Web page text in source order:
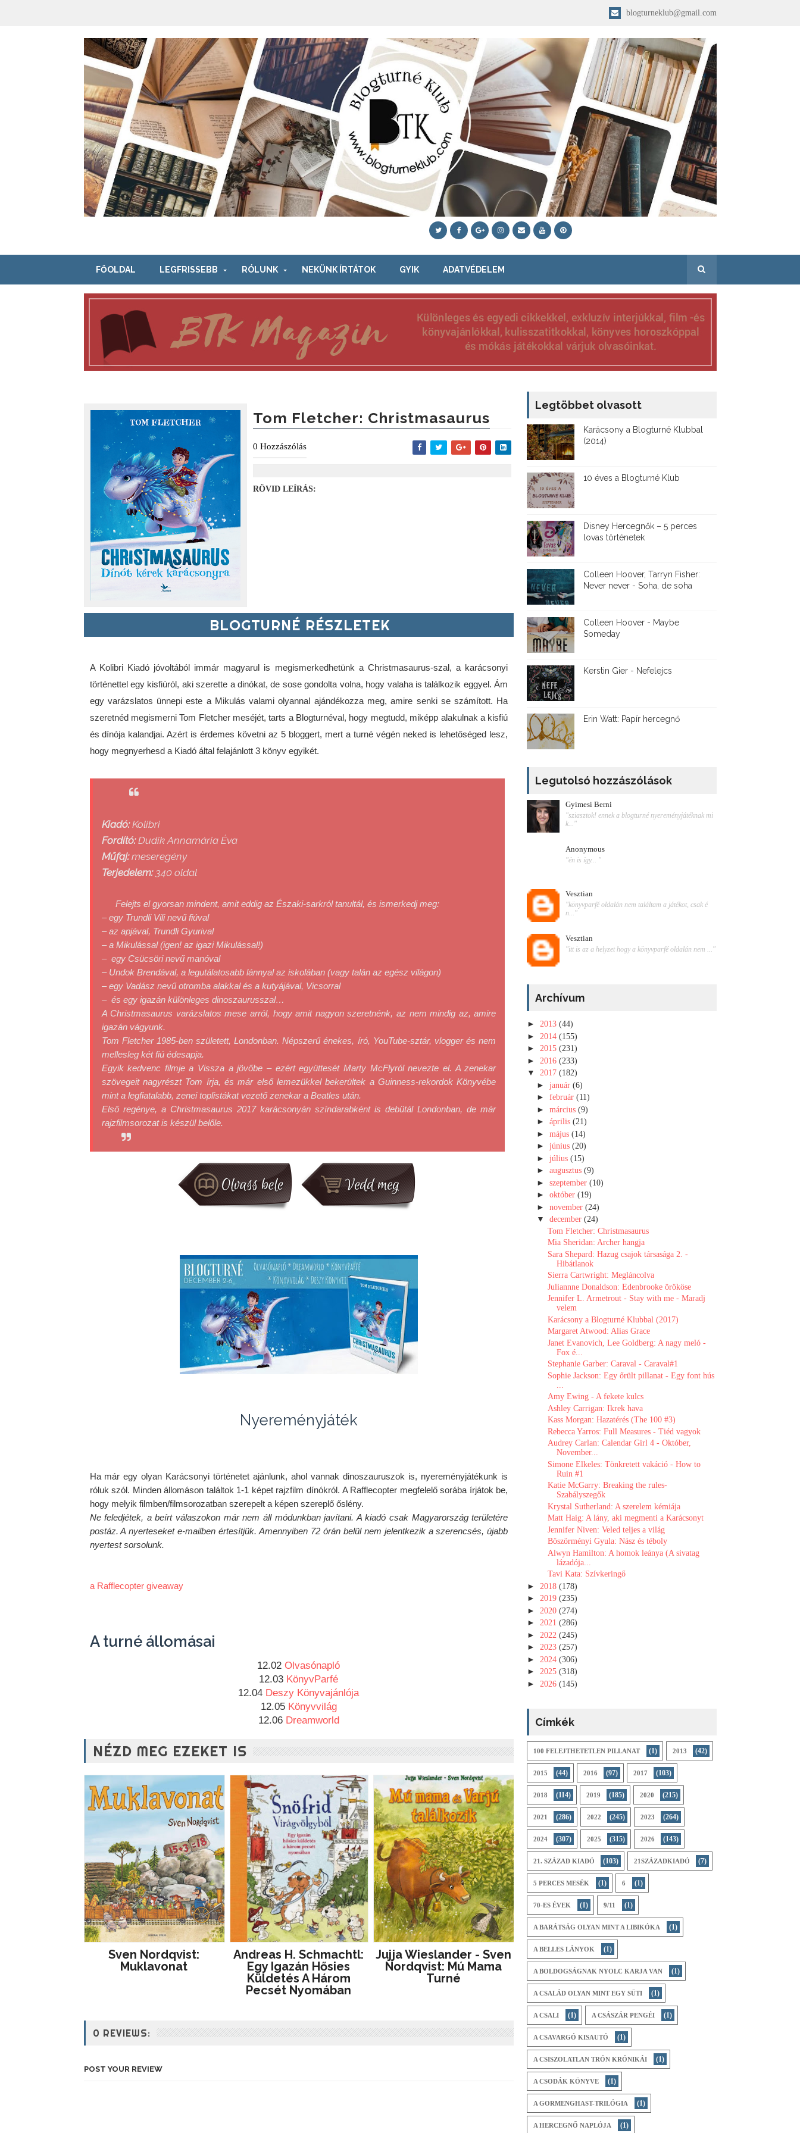
blogturneklub@gmail.com
FŐOLDAL LEGFRISSEBB RÓLUNK NEKÜNK ÍRTÁTOK GYIK ADATVÉDELEM
Tom Fletcher: Christmasaurus
0 Hozzászólás
RÖVID LEÍRÁS:
BLOGTURNÉ RÉSZLETEK
A Kolibri Kiadó jóvoltából immár magyarul is megismerkedhetünk a Christmasaurus-szal, a karácsonyi
történettel egy kisfiúról, aki szerette a dinókat, de sose gondolta volna, hogy valaha is találkozik eggyel. Ám
egy varázslatos ünnepi este a Mikulás valami olyannal ajándékozza meg, amire senki se számított. Ha
szeretnéd megismerni Tom Fletcher meséjét, tarts a Blogturnéval, hogy megtudd, miképp alakulnak a kisfiú
és dínója kalandjai. Azért is érdemes követni az 5 bloggert, mert a turné végén neked is lehetőséged lesz,
hogy megnyerhesd a Kiadó által felajánlott 3 könyv egyikét.
Kiadó:Kolibri
Fordító:Dudik Annamária Éva
Műfaj:meseregény
Terjedelem:340 oldal
Felejts el gyorsan mindent, amit eddig az Északi-sarkról tanultál, és ismerkedj meg:
– egy Trundli Vili nevű fiúval
– az apjával, Trundli Gyurival
– a Mikulással (igen! az igazi Mikulással!)
–  egy Csücsöri nevű manóval
– Undok Brendával, a legutálatosabb lánnyal az iskolában (vagy talán az egész világon)
– egy Vadász nevű otromba alakkal és a kutyájával, Vicsorral
–  és egy igazán különleges dinoszaurusszal…
A Christmasaurus varázslatos mese arról, hogy amit nagyon szeretnénk, az nem mindig az, amire
igazán vágyunk.
Tom Fletcher 1985-ben született, Londonban. Népszerű énekes, író, YouTube-sztár, vlogger és nem
mellesleg két fiú édesapja.
Egyik kedvenc filmje a Vissza a jövőbe – ezért együttesét Marty McFlyról nevezte el. A zenekar
szövegeit nagyrészt Tom írja, és már első lemezükkel bekerültek a Guinness-rekordok Könyvébe
mint a legfiatalabb, zenei toplistákat vezető zenekar a Beatles után.
Első regénye, a Christmasaurus 2017 karácsonyán színdarabként is debütál Londonban, de már
Nyereményjáték
Ha már egy olyan Karácsonyi történetet ajánlunk, ahol vannak dinoszauruszok is, nyereményjátékunk is
róluk szól. Minden állomáson találtok 1-1 képet rajzfilm dínókról. A Rafflecopter megfelelő sorába írjátok be,
Ne feledjétek, a beírt válaszokon már nem áll módunkban javítani. A kiadó csak Magyarország területére
postáz. A nyerteseket e-mailben értesítjük. Amennyiben 72 órán belül nem jelentkezik a szerencsés, újabb
nyertest sorsolunk.
a Rafflecopter giveaway
A turné állomásai
12.02 Olvasónapló
12.03 KönyvParfé
12.04 Deszy Könyvajánlója
12.05 Könyvvilág
12.06 Dreamworld
NÉZD MEG EZEKET IS
Sven Nordqvist:
Muklavonat
Andreas H. Schmachtl:
Egy Igazán Hősies
Küldetés A Három
Pecsét Nyomában
Jujja Wieslander - Sven
Nordqvist: Mú Mama
Turné
0 REVIEWS:
POST YOUR REVIEW
Legtöbbet olvasott
Karácsony a Blogturné Klubbal
(2014)
10 éves a Blogturné Klub
Disney ​Hercegnők – 5 perces
lovas történetek
Colleen Hoover, Tarryn Fisher:
Never never - Soha, de soha
Colleen Hoover - Maybe
Someday
Kerstin Gier - Nefelejcs
Erin Watt: Papír hercegnő
Legutolsó hozzászólások
Gyimesi Berni
"sziasztok! ennek a blogturné nyereményjátéknak mi
k..."
Anonymous
"én is így... "
Vesztian
"könyvparfé oldalán nem találtam a játékot, csak é
n..."
Vesztian
"itt is az a helyzet hogy a könyvparfé oldalán nem ..."
Archívum
► 2013 (44)
► 2014 (155)
► 2015 (231)
► 2016 (233)
▼ 2017 (182)
►január(6)
►február(11)
►március(9)
►április(21)
►május(14)
►június(20)
►július(15)
►augusztus(9)
►szeptember(10)
►október(19)
►november(24)
▼ december(24)
Tom Fletcher: Christmasaurus
Mia Sheridan: Archer hangja
Sara Shepard: Hazug csajok társasága 2. -
Hibátlanok
Sierra Cartwright: Megláncolva
Juliannne Donaldson: Edenbrooke örököse
Jennifer L. Armetrout - Stay with me - Maradj
velem
Karácsony a Blogturné Klubbal (2017)
Margaret Atwood: Alias Grace
Janet Evanovich, Lee Goldberg: A nagy meló -
Fox é...
Stephanie Garber: Caraval - Caraval#1
Sophie Jackson: Egy őrült pillanat - Egy font hús
Amy Ewing - A fekete kulcs
Ashley Carrigan: Ikrek hava
Kass Morgan: Hazatérés (The 100 #3)
Rebecca Yarros: Full Measures - Tiéd vagyok
Audrey Carlan: Calendar Girl 4 - Október,
November...
Simone Elkeles: Tönkretett vakáció - How to
Ruin #1
Katie McGarry: Breaking the rules-
Szabályszegők
Krystal Sutherland: A ​szerelem kémiája
Matt Haig: A lány, aki megmenti a Karácsonyt
Jennifer Niven: Veled teljes a világ
Böszörményi Gyula: Nász és téboly
Alwyn Hamilton: A homok leánya (A sivatag
lázadója...
Tavi Kata: Szívkeringő
► 2018 (178)
► 2019 (235)
► 2020 (274)
► 2021 (286)
► 2022 (245)
► 2023 (257)
► 2024 (306)
► 2025 (318)
► 2026 (145)
Címkék
100 FELEJTHETETLEN PILLANAT (1) 2013 (42)
2015 (44) 2016 (97) 2017 (103)
2018 (114) 2019 (185) 2020 (215)
2021 (286) 2022 (245) 2023 (264)
2024 (307) 2025 (315) 2026 (143)
21. SZÁZAD KIADÓ (103) 21SZÁZADKIADÓ (7)
5 PERCES MESÉK (1) 6 (1)
70-ES ÉVEK (1) 9/11 (1)
A BARÁTSÁG OLYAN MINT A LIBIKÓKA (1)
A BELLES LÁNYOK (1)
A BOLDOGSÁGNAK NYOLC KARJA VAN (1)
A CSALÁD OLYAN MINT EGY SÜTI (1)
A CSALI (1) A CSÁSZÁR PENGÉI (1)
A CSAVARGÓ KISAUTÓ (1)
A CSISZOLATLAN TRÓN KRÓNIKÁI (1)
A CSODÁK KÖNYVE (1)
A GORMENGHAST-TRILÓGIA (1)
A HERCEGNŐ NAPLÓJA (1)